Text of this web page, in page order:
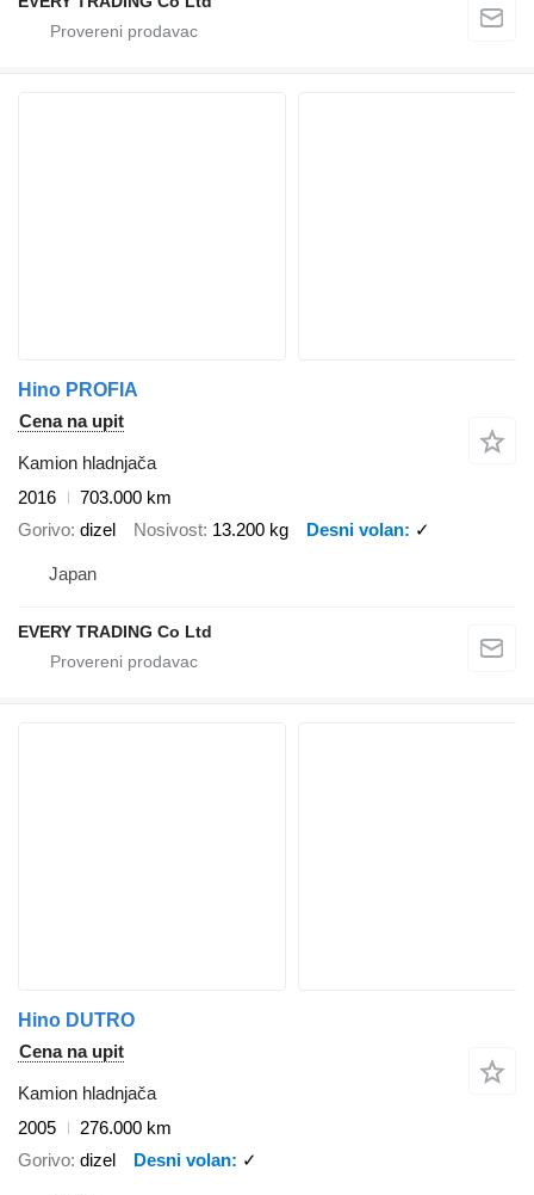
Hino PROFIA
Cena na upit
Kamion hladnjača
2016
703.000 km
Gorivo dizel Nosivost 13.200 kg Desni volan ✓
Japan
EVERY TRADING Co Ltd
Hino DUTRO
Cena na upit
Kamion hladnjača
2005
276.000 km
Gorivo dizel Desni volan ✓